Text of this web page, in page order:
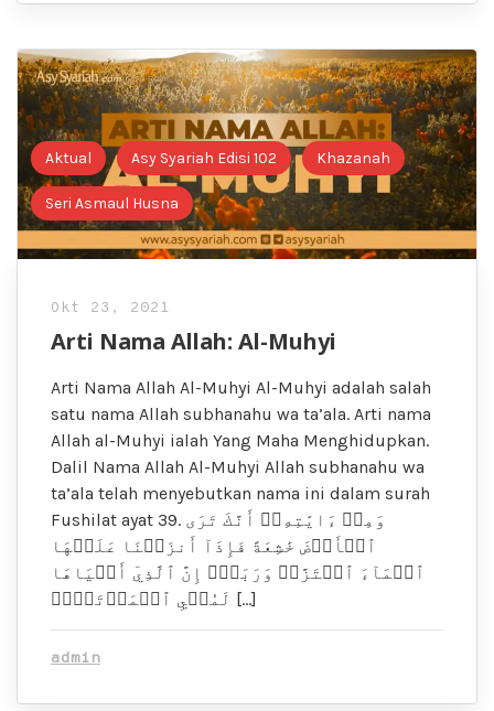
Aktual Asy Syariah Edisi 102 Khazanah
Seri Asmaul Husna
Okt 23, 2021
Arti Nama Allah: Al-Muhyi
Arti Nama Allah Al-Muhyi Al-Muhyi adalah salah
satu nama Allah subhanahu wa ta’ala. Arti nama
Allah al-Muhyi ialah Yang Maha Menghidupkan.
Dalil Nama Allah Al-Muhyi Allah subhanahu wa
ta’ala telah menyebutkan nama ini dalam surah
Fushilat ayat 39. وَمِنۡ ءَايَٰتِهِۦٓ أَنَّكَ تَرَى
ٱلۡأَرۡضَ خَٰشِعَةً فَإِذَآ أَنزَلۡنَا عَلَيۡهَا
ٱلۡمَآءَ ٱهۡتَزَّتۡ وَرَبَتۡۚ إِنَّ ٱلَّذِيٓ أَحۡيَاهَا
لَمُحۡيِ ٱلۡمَوۡتَىٰٓۚ […]
admin